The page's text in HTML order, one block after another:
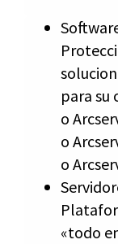
para su
o
o
o
«todo